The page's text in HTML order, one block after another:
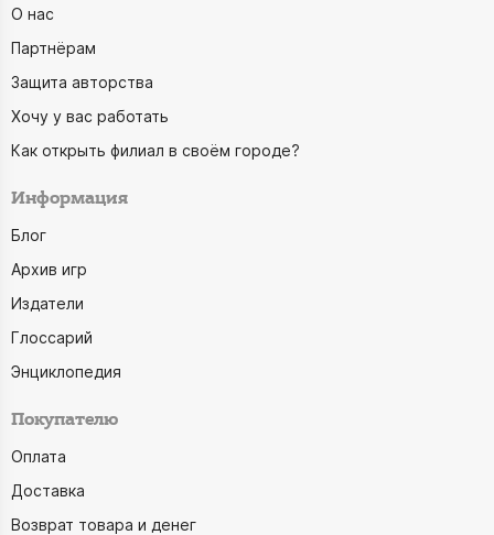
О нас
Партнёрам
Защита авторства
Хочу у вас работать
Как открыть филиал в своём городе?
Информация
Блог
Архив игр
Издатели
Глоссарий
Энциклопедия
Покупателю
Оплата
Доставка
Возврат товара и денег